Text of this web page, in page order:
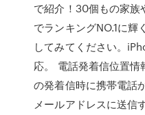
で紹介！30個もの家族
でランキングNO.1に輝
してみてください。
応。 電話発着信位置
の発着信時に携帯電話
メールアドレスに送信